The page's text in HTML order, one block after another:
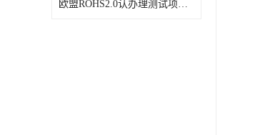
欧盟ROHS2.0认办理测试项目有哪些